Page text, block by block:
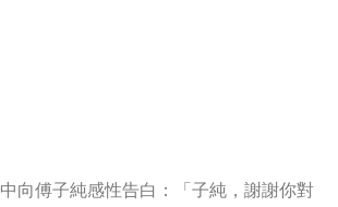
向傅子純感性告白：「子純，謝謝你對